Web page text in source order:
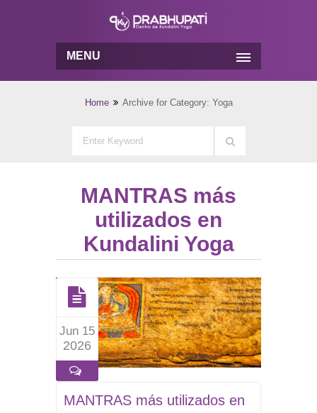
MENU
Home Archive for Category: Yoga
MANTRAS más
utilizados en
Kundalini Yoga
Jun 15
2026
MANTRAS más utilizados en